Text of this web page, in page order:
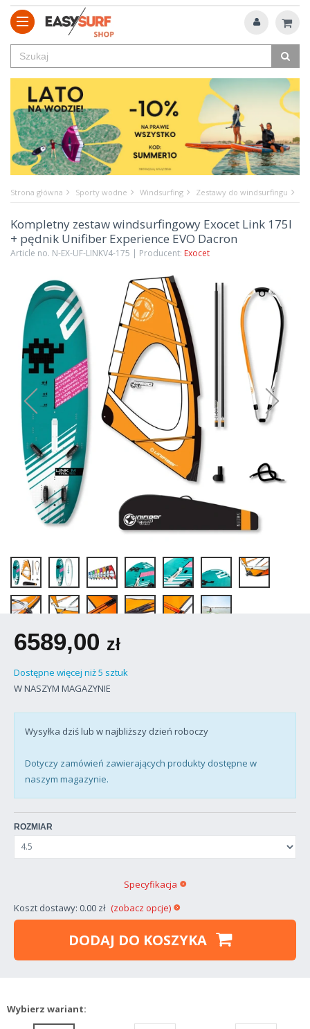
Strona główna Sporty wodne Windsurfing Zestawy do windsurfingu
Kompletny zestaw windsurfingowy Exocet Link 175l
+ pędnik Unifiber Experience EVO Dacron
Article no. N-EX-UF-LINKV4-175 | Producent: Exocet
6589,00 zł
Dostępne więcej niż 5 sztuk
W NASZYM MAGAZYNIE
Wysyłka dziś lub w najbliższy dzień roboczy
Dotyczy zamówień zawierających produkty dostępne w
naszym magazynie.
ROZMIAR
Koszt dostawy: 0.00 zł (zobacz opcje)
Specyfikacja
DODAJ DO KOSZYKA
Wybierz wariant: